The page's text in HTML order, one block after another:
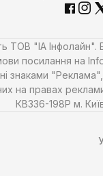
ТОВ "ІА
посилання на
знаками
на правах
КВ336-198Р м.